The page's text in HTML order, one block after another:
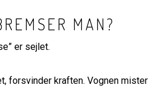
MAN?
er sejlet.
forsvinder kraften. Vognen mister